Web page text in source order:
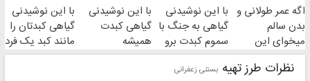
مرجوعیfile:///C:/Users
خانگی
اگه عمر طولانی و
بدن سالم
میخوای این
نوشیدنی رو با
تخفیف بخر
با این نوشیدنی
گیاهی به جنگ با
سموم کبدت برو
با این نوشیدنی
گیاهی کبدت
همیشه
پرقدرته55%تخفیف
با این نوشیدنی
گیاهی کبدتان را
مانند کبد یک فرد
15ساله تمیز کنید
نظرات طرز تهیه بستنی زعفرانی